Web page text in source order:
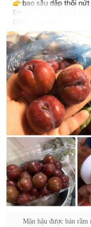
Mận hậu được bán